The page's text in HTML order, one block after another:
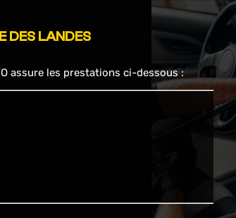
DES LANDES
assure les prestations ci-dessous :